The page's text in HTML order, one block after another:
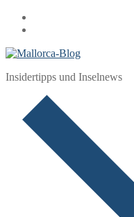
Zum
Inhalt
Menü
Schließen
Insidertipps und Inselnews